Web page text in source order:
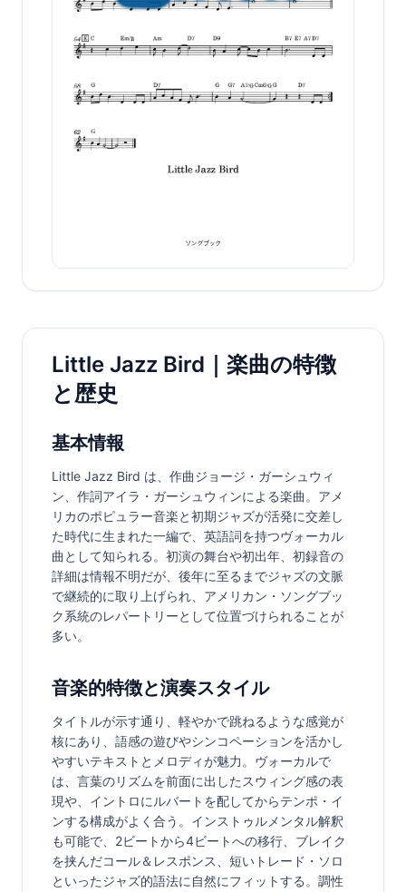
Little Jazz Bird｜楽曲の特徴
と歴史
基本情報
Little Jazz Bird は、作曲ジョージ・ガーシュウィ
ン、作詞アイラ・ガーシュウィンによる楽曲。アメ
リカのポピュラー音楽と初期ジャズが活発に交差し
た時代に生まれた一編で、英語詞を持つヴォーカル
曲として知られる。初演の舞台や初出年、初録音の
詳細は情報不明だが、後年に至るまでジャズの文脈
で継続的に取り上げられ、アメリカン・ソングブッ
ク系統のレパートリーとして位置づけられることが
多い。
音楽的特徴と演奏スタイル
タイトルが示す通り、軽やかで跳ねるような感覚が
核にあり、語感の遊びやシンコペーションを活かし
やすいテキストとメロディが魅力。ヴォーカルで
は、言葉のリズムを前面に出したスウィング感の表
現や、イントロにルバートを配してからテンポ・イ
ンする構成がよく合う。インストゥルメンタル解釈
も可能で、2ビートから4ビートへの移行、ブレイク
を挟んだコール＆レスポンス、短いトレード・ソロ
といったジャズ的語法に自然にフィットする。調性